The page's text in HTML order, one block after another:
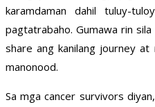
karamdaman dahil tuluy-
pagtatrabaho. Gumawa rin
share ang kanilang journey at
manonood.
Sa mga cancer survivors